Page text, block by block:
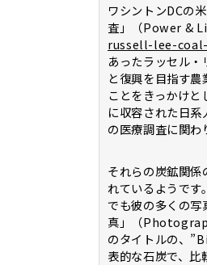
ワシントンDCの
査」（Power &
russell-lee-
あったラッセル
と復興を目指す
ことをきっかけ
に収容された日
の医療調査に関わ
それらの炭鉱関
れているようです
でも彼の多くの写
真」（
のタイトルの、
表的な石炭で、比